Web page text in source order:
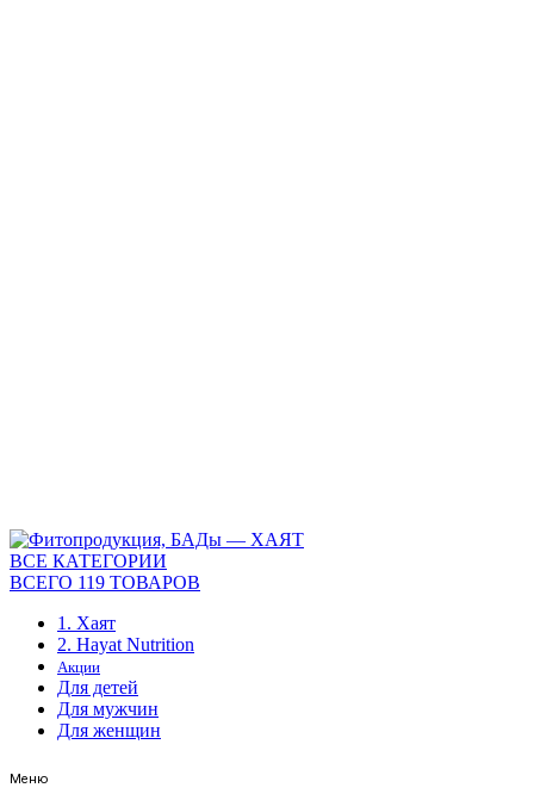
ВСЕ КАТЕГОРИИ
ВСЕГО 119 ТОВАРОВ
1. Хаят
2. Hayat Nutrition
Акции
Для детей
Для мужчин
Для женщин
Меню